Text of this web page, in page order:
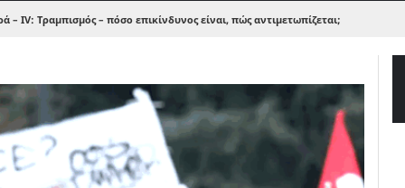
IV: Τραμπισμός – πόσο επικίνδυνος είναι, πώς αντιμετωπίζεται;